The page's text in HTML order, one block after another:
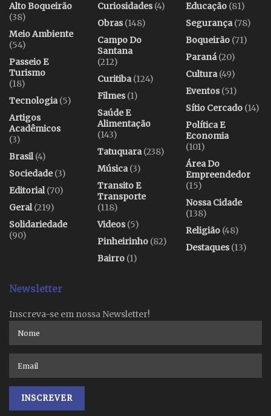
Alto Boqueirão
(38)
Meio Ambiente
(54)
Passeio E
Turismo
(18)
Tecnologia(5)
Artigos
Acadêmicos
(3)
Brasil(4)
Sociedade(3)
Editorial(70)
Geral(219)
Solidariedade
(90)
Curiosidades(4)
Obras(148)
Campo Do
Santana
(212)
Curitiba(124)
Filmes(1)
Saúde E
Alimentação
(143)
Tatuquara(238)
Música(3)
Transito E
Transporte
(118)
Videos(5)
Pinheirinho (82)
Bairro (1)
Educação (81)
Segurança(78)
Boqueirão (71)
Paraná(20)
Cultura(49)
Eventos(51)
Sítio Cercado (14)
Política E
Economia
(101)
Área Do
Empreendedor
(15)
Nossa Cidade
(138)
Religião (48)
Destaques(13)
Newsletter
Inscreva-se em nossa Newsletter!